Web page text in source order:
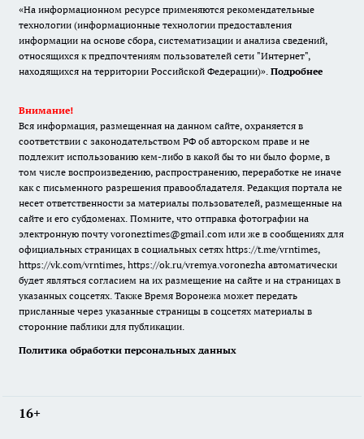
«На информационном ресурсе применяются рекомендательные
технологии (информационные технологии предоставления
информации на основе сбора, систематизации и анализа сведений,
относящихся к предпочтениям пользователей сети "Интернет",
находящихся на территории Российской Федерации)». Подробнее
Внимание!
Вся информация, размещенная на данном сайте, охраняется в
соответствии с законодательством РФ об авторском праве и не
подлежит использованию кем-либо в какой бы то ни было форме, в
том числе воспроизведению, распространению, переработке не иначе
как с письменного разрешения правообладателя. Редакция портала не
несет ответственности за материалы пользователей, размещенные на
сайте и его субдоменах. Помните, что отправка фотографии на
электронную почту voroneztimes@gmail.com или же в сообщениях для
официальных страницах в социальных сетях https://t.me/vrntimes,
https://vk.com/vrntimes, https://ok.ru/vremya.voronezha автоматически
будет являться согласием на их размещение на сайте и на страницах в
указанных соцсетях. Также Время Воронежа может передать
присланные через указанные страницы в соцсетях материалы в
сторонние паблики для публикации.
Политика обработки персональных данных
16+